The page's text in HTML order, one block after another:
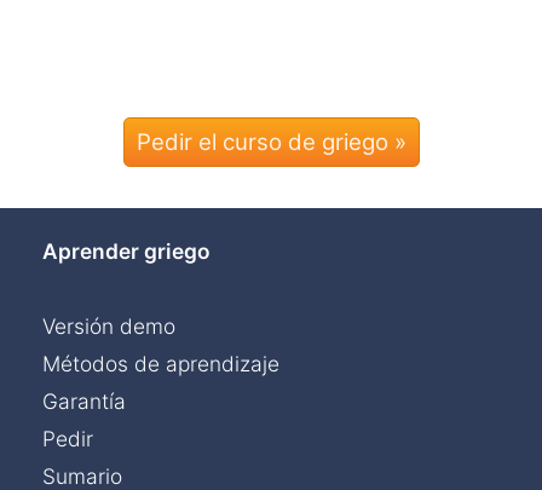
Pedir el curso de griego »
Aprender griego
Versión demo
Métodos de aprendizaje
Garantía
Pedir
Sumario